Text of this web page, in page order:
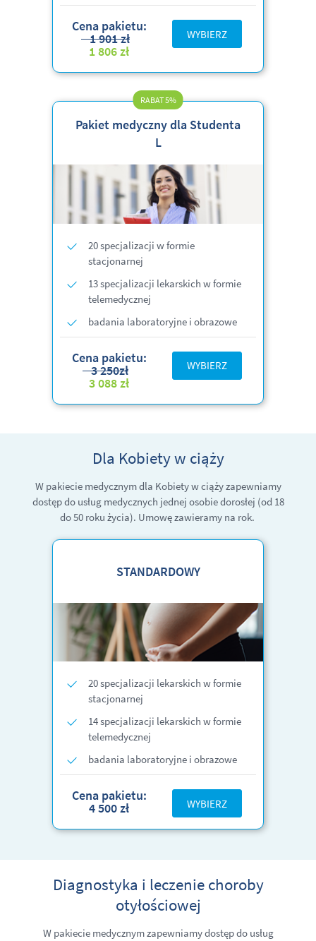
Cena pakietu:
1 901 zł
1 806 zł
WYBIERZ
Pakiet medyczny dla Studenta
L
20 specjalizacji w formie
stacjonarnej
13 specjalizacji lekarskich w formie
telemedycznej
badania laboratoryjne i obrazowe
Cena pakietu:
3 250zł
3 088 zł
WYBIERZ
RABAT 5%
Dla Kobiety w ciąży
W pakiecie medycznym dla Kobiety w ciąży zapewniamy
dostęp do usług medycznych jednej osobie dorosłej (od 18
do 50 roku życia). Umowę zawieramy na rok.
STANDARDOWY
20 specjalizacji lekarskich w formie
stacjonarnej
14 specjalizacji lekarskich w formie
telemedycznej
badania laboratoryjne i obrazowe
Cena pakietu:
4 500 zł WYBIERZ
Diagnostyka i leczenie choroby
otyłościowej
W pakiecie medycznym zapewniamy dostęp do usług